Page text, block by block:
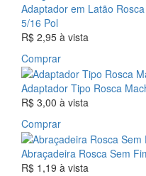
Adaptador em Latão
5/16 Pol
R$ 2,95 à vista
Comprar
Adaptador Tipo Rosca
R$ 3,00 à vista
Comprar
Abraçadeira Rosca Sem
R$ 1,19 à vista